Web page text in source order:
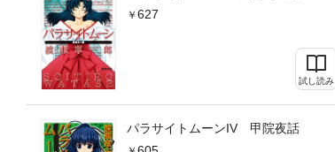
627
試し読み
パラサイトムーンIV 甲院夜話